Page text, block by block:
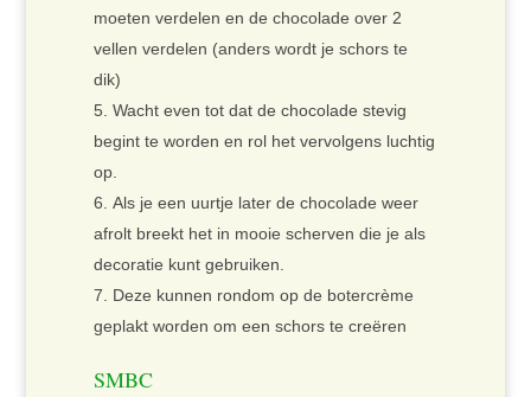
moeten verdelen en de chocolade over 2
vellen verdelen (anders wordt je schors te
dik)
Wacht even tot dat de chocolade stevig
begint te worden en rol het vervolgens luchtig
op.
Als je een uurtje later de chocolade weer
afrolt breekt het in mooie scherven die je als
decoratie kunt gebruiken.
Deze kunnen rondom op de botercrème
geplakt worden om een schors te creëren
SMBC